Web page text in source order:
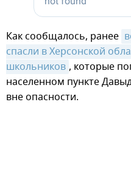
Как сообщалось, ранее
спасли в Херсонской
школьников , которые
населенном пункте
вне опасности.